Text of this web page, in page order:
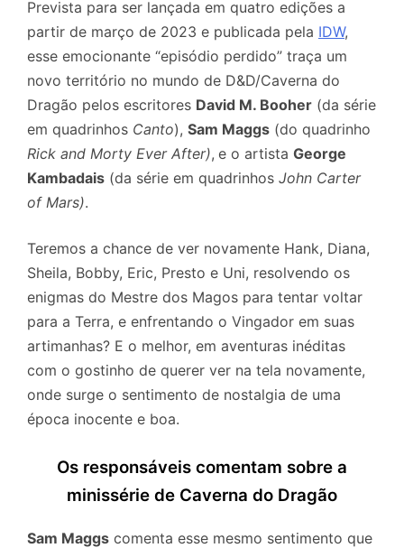
Prevista para ser lançada em quatro edições a
partir de março de 2023 e publicada pela IDW,
esse emocionante “episódio perdido” traça um
novo território no mundo de D&D/Caverna do
Dragão pelos escritores David M. Booher (da série
em quadrinhos Canto), Sam Maggs (do quadrinho
Rick and Morty Ever After), e o artista George
Kambadais (da série em quadrinhos John Carter
of Mars).
Teremos a chance de ver novamente Hank, Diana,
Sheila, Bobby, Eric, Presto e Uni, resolvendo os
enigmas do Mestre dos Magos para tentar voltar
para a Terra, e enfrentando o Vingador em suas
artimanhas? E o melhor, em aventuras inéditas
com o gostinho de querer ver na tela novamente,
onde surge o sentimento de nostalgia de uma
época inocente e boa.
Os responsáveis comentam sobre a
minissérie de Caverna do Dragão
Sam Maggs comenta esse mesmo sentimento que